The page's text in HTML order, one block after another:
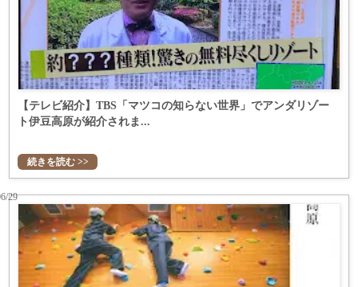
【テレビ紹介】TBS「マツコの知らない世界」でアンダリゾー
ト伊豆高原が紹介されま...
続きを読む >>
29